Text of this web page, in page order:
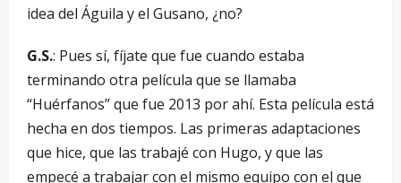
idea del Águila y el Gusano, ¿no?
G.S.: Pues sí, fíjate que fue cuando estaba
terminando otra película que se llamaba
“Huérfanos” que fue 2013 por ahí. Esta película está
hecha en dos tiempos. Las primeras adaptaciones
que hice, que las trabajé con Hugo, y que las
empecé a trabajar con el mismo equipo con el que